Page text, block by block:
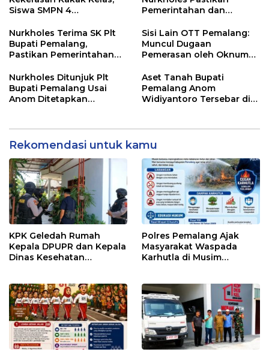
Siswa SMPN 4
Dunia
Pemerintahan dan
Berjalan
Nurkholes Terima SK Plt
Bupati Pemalang,
Pastikan Pemerintahan
Sisi Lain OTT Pemalang:
Muncul Dugaan
Pemerasan oleh Oknum
Nurkholes Ditunjuk Plt
Bupati Pemalang Usai
Anom Ditetapkan
Aset Tanah Bupati
Pemalang Anom
Widiyantoro Tersebar di
Rekomendasi untuk kamu
KPK Geledah Rumah
Kepala DPUPR dan Kepala
Dinas Kesehatan
Polres Pemalang Ajak
Masyarakat Waspada
Karhutla di Musim